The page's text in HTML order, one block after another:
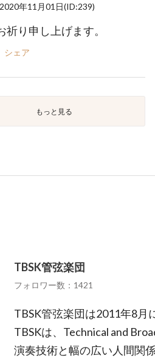
2020年11月01日(ID:239)
祈り申し上げます。
シェア
もっと見る
TBSK管弦楽団
フォロワー数：1421
TBSK管弦楽団は2011年8月
TBSKは、Technical and
演奏技術と幅の広い人間関